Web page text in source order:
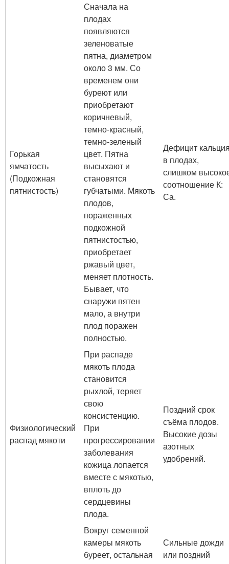
Горькая
ямчатость
(Подкожная
пятнистость)
Сначала на
плодах
появляются
зеленоватые
пятна, диаметром
около 3 мм. Со
временем они
буреют или
приобретают
коричневый,
темно-красный,
темно-зеленый
цвет. Пятна
высыхают и
становятся
губчатыми. Мякоть
плодов,
пораженных
подкожной
пятнистостью,
приобретает
ржавый цвет,
меняет плотность.
Бывает, что
снаружи пятен
мало, а внутри
плод поражен
полностью.
Дефицит
в плодах,
слишком
соотношение К:
Са.
Физиологический
распад мякоти
При распаде
мякоть плода
становится
рыхлой, теряет
свою
консистенцию.
При
прогрессировании
заболевания
кожица лопается
вместе с мякотью,
вплоть до
сердцевины
плода.
Поздний срок
съёма плодов.
Высокие дозы
азотных
удобрений.
Вокруг семенной
камеры мякоть
буреет, остальная
Сильные дожди
или поздний